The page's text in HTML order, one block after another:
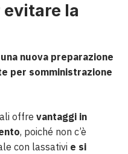
evitare la
nuova preparazione
per somministrazione
offre vantaggi in
, poiché non c’è
con lassativi e si